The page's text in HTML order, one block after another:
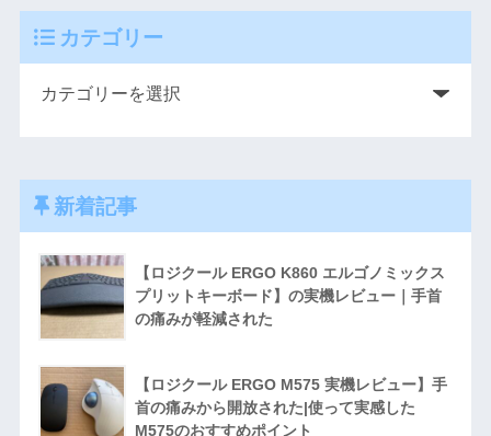
カテゴリー
新着記事
【ロジクール ERGO K860 エルゴノミックス
プリットキーボード】の実機レビュー｜手首
の痛みが軽減された
【ロジクール ERGO M575 実機レビュー】手
首の痛みから開放された|使って実感した
M575のおすすめポイント